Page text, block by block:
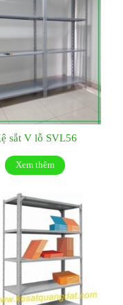
sắt V lỗ SVL56
Xem thêm